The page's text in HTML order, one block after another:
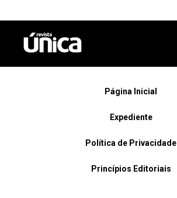
Página Inicial
Expediente
Política de Privacidade
Princípios Editoriais